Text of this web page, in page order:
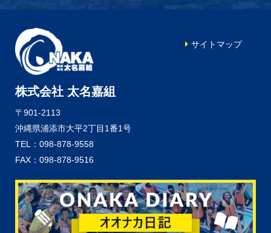
株式会社 太名嘉組
〒901-2113
沖縄県浦添市大平2丁目1番1号
TEL：098-878-9558
FAX：098-878-9516
サイトマップ